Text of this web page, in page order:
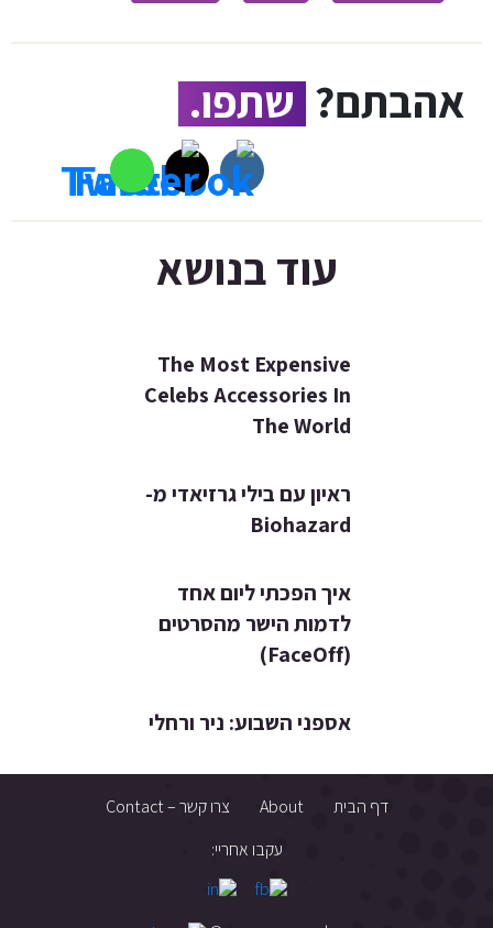
אהבתם? שתפו.
עוד בנושא
The Most Expensive
Celebs Accessories In
The World
ראיון עם בילי גרזיאדי מ-
Biohazard
איך הפכתי ליום אחד
לדמות הישר מהסרטים
(FaceOff)
אספני השבוע: ניר ורחלי
דף הבית About
צרו קשר – Contact
עקבו אחריי: